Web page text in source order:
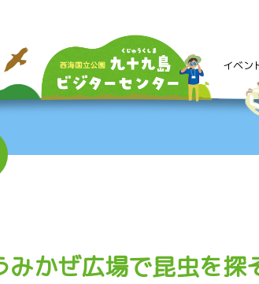
イベン
みかぜ広場で昆虫を